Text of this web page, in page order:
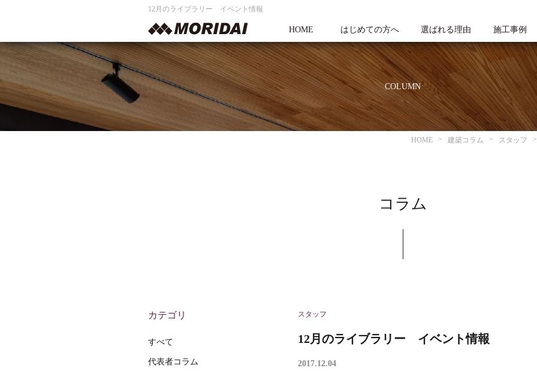
12月のライブラリー イベント情報
HOME はじめての方へ 選ばれる理由 施工事例
COLUMN
HOME 建築コラム スタッフ
コラム
スタッフ
12月のライブラリー イベント情報
2017.12.04
カテゴリ
すべて
代表者コラム